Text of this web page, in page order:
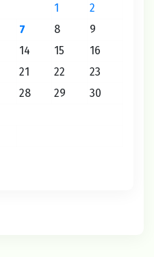
1
2
7 8
9
14 15
16
21 22
23
28 29
30